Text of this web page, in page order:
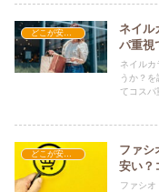
どこが安い？-コスメ・美容品
ネイル
パ重視
ネイルカ
うか？
てコスパ
どこが安い？-コスメ・美容品
ファシ
安い？
ファシオ